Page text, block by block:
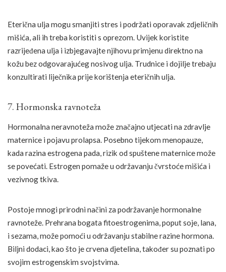
Eterična ulja mogu smanjiti stres i podržati oporavak zdjeličnih
mišića, ali ih treba koristiti s oprezom. Uvijek koristite
razrijeđena ulja i izbjegavajte njihovu primjenu direktno na
kožu bez odgovarajućeg nosivog ulja. Trudnice i dojilje trebaju
konzultirati liječnika prije korištenja eteričnih ulja.
7. Hormonska ravnoteža
Hormonalna neravnoteža može značajno utjecati na zdravlje
maternice i pojavu prolapsa. Posebno tijekom menopauze,
kada razina estrogena pada, rizik od spuštene maternice može
se povećati. Estrogen pomaže u održavanju čvrstoće mišića i
vezivnog tkiva.
Postoje mnogi prirodni načini za podržavanje hormonalne
ravnoteže. Prehrana bogata fitoestrogenima, poput soje, lana,
i sezama, može pomoći u održavanju stabilne razine hormona.
Biljni dodaci, kao što je crvena djetelina, također su poznati po
svojim estrogenskim svojstvima.